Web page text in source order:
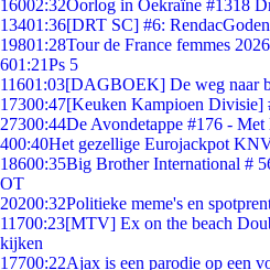
16002:32Oorlog in Oekraïne #1318
13401:36[DRT SC] #6:
19801:28Tour de France femmes
601:21Ps 5
11601:03[DAGBOEK] De weg naar
17300:47[Keuken Kampioen Divisie]
27300:44De Avondetappe #176 - Met
400:40Het gezellige Eurojackpot
18600:35Big Brother International #
OT
20200:32Politieke meme's en
11700:23[MTV] Ex on the beach
kijken
17700:22Ajax is een parodie op een